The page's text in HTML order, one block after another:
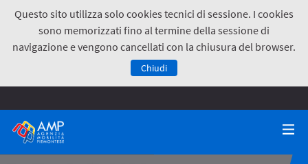
Questo sito utilizza solo cookies tecnici di sessione. I cookies
sono memorizzati fino al termine della sessione di
navigazione e vengono cancellati con la chiusura del browser.
Chiudi